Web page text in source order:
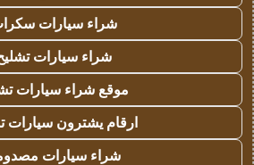
شراء سيارات
شراء سيارات
موقع شراء سيارات
ارقام يشترون سيارات
شراء سيارات